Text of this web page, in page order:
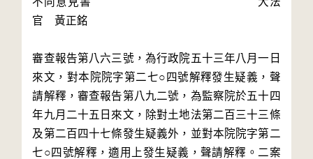
官 黃正銘
審查報告第八六三號，為行政院五十三年八月一日
來文，對本院院字第二七○四號解釋發生疑義，聲
請解釋，審查報告第八九二號，為監察院於五十四
年九月二十五日來文，除對土地法第二百三十三條
及第二百四十七條發生疑義外，並對本院院字第二
七○四號解釋，適用上發生疑義，聲請解釋。二案